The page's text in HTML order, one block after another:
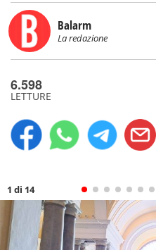
Balarm
La redazione
6.598
LETTURE
1 di 14